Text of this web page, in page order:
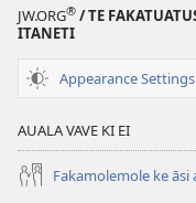
JW.ORG® / TE
ITANETI
Appearance Settings
AUALA VAVE KI EI
Fakamolemole ke āsi